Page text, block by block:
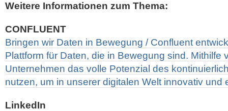
Weitere Informationen zum Thema:
CONFLUENT
Bringen wir Daten in Bewegung / Confluent
Plattform für Daten, die in Bewegung sind. Mithilfe
Unternehmen das volle Potenzial des
nutzen, um in unserer digitalen Welt innovativ und
LinkedIn